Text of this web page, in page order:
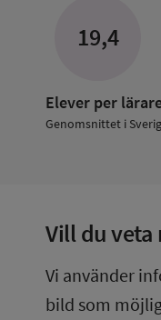
19,4
Elever per
Genomsnittet i
Vill du veta
Vi använder
bild som